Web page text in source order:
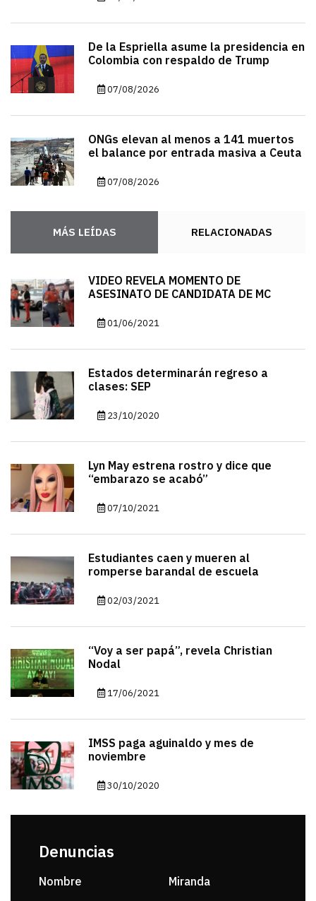
De la Espriella asume la presidencia en
Colombia con respaldo de Trump
07/08/2026
ONGs elevan al menos a 141 muertos
el balance por entrada masiva a Ceuta
07/08/2026
MÁS LEÍDAS RELACIONADAS
VIDEO REVELA MOMENTO DE
ASESINATO DE CANDIDATA DE MC
01/06/2021
Estados determinarán regreso a
clases: SEP
23/10/2020
Lyn May estrena rostro y dice que
“embarazo se acabó”
07/10/2021
Estudiantes caen y mueren al
romperse barandal de escuela
02/03/2021
“Voy a ser papá”, revela Christian
Nodal
17/06/2021
IMSS paga aguinaldo y mes de
noviembre
30/10/2020
Denuncias
Nombre Miranda